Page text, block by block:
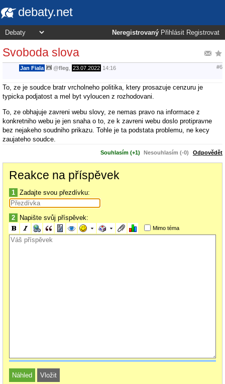
debaty.net
Neregistrovaný Přihlásit Registrovat
Svoboda slova
Jan Fiala @fleg 23.07.2022 14:16 #6
To, ze je soudce bratr vrcholneho politika, ktery prosazuje cenzuru je
typicka podjatost a mel byt vyloucen z rozhodovani.
To, ze obhajuje zavreni webu slovy, ze nemas pravo na informace z
konkretniho webu je jen snaha o to, ze k zavreni webu doslo protipravne
bez nejakeho soudniho prikazu. Tohle je ta podstata problemu, ne kecy
zaujateho soudce.
Souhlasím (+1) Nesouhlasím (-0) Odpovědět
Reakce na příspěvek
1 Zadajte svou přezdívku:
2 Napište svůj příspěvek:
Mimo téma